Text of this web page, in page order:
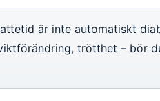
är inte automatiskt
trötthet – bör